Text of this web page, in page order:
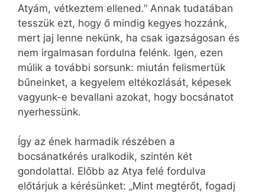
Atyám, vétkeztem ellened.” Annak tudatában
tesszük ezt, hogy ő mindig kegyes hozzánk,
mert jaj lenne nekünk, ha csak igazságosan és
nem irgalmasan fordulna felénk. Igen, ezen
múlik a további sorsunk: miután felismertük
bűneinket, a kegyelem eltékozlását, képesek
vagyunk-e bevallani azokat, hogy bocsánatot
nyerhessünk.
Így az ének harmadik részében a
bocsánatkérés uralkodik, szintén két
gondolattal. Előbb az Atya felé fordulva
előtárjuk a kérésünket: „Mint megtérőt, fogadj